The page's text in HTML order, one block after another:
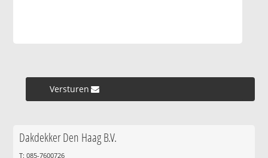
Versturen »
Dakdekker Den Haag B.V.
T: 085-7600726